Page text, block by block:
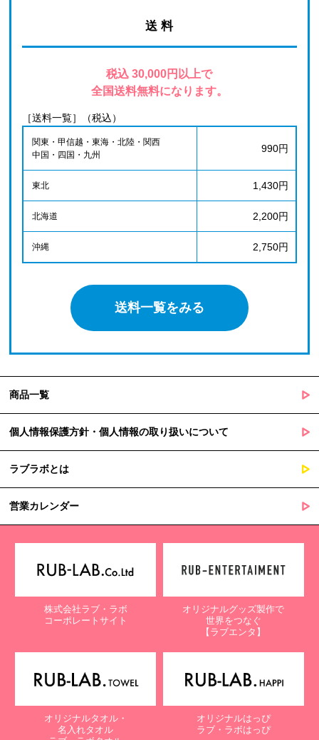
送 料
税込 30,000円以上で
全国送料無料になります。
［送料一覧］（税込）
関東・甲信越・東海・北陸・関西
中国・四国・九州
990円
東北 1,430円
北海道 2,200円
沖縄 2,750円
送料一覧をみる
商品一覧
個人情報保護方針・個人情報の取り扱いについて
ラブラボとは
営業カレンダー
株式会社ラブ・ラボ
コーポレートサイト
オリジナルグッズ製作で
世界をつなぐ
【ラブエンタ】
オリジナルタオル・
名入れタオル
オリジナルはっぴ
ラブ・ラボはっぴ